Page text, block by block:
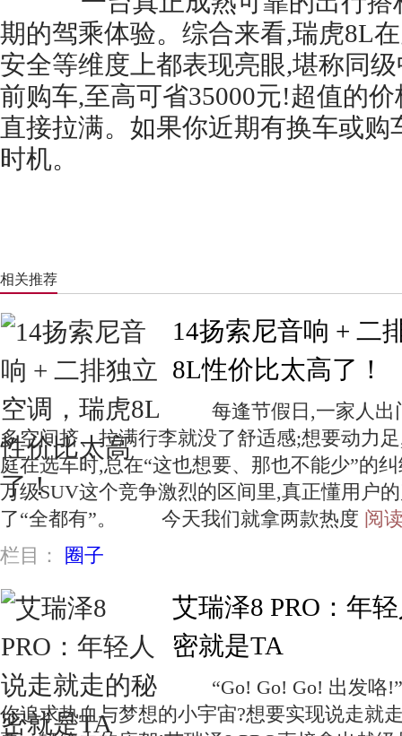
期的驾乘体验。综合来看,瑞虎8L
安全等维度上都表现亮眼,堪称同
前购车,至高可省35000元!超值的
直接拉满。如果你近期有换车或购
时机。
相关推荐
14扬索尼音响 + 二
8L性价比太高了！
每逢节假日,一家人出
多空间挤、拉满行李就没了舒适感;想要动力
庭在选车时,总在“这也想要、那也不能少”的
万级SUV这个竞争激烈的区间里,真正懂用户
了“全都有”。 今天我们就拿两款热度 阅
栏目：
圈子
艾瑞泽8 PRO：年
密就是TA
“Go! Go! Go! 出发咯!”
你追求热血与梦想的小宇宙?想要实现说走就